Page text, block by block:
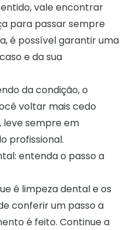
vale encontrar
para passar sempre
é possível garantir uma
e da sua
da condição, o
voltar mais cedo
leve sempre em
profissional.
entenda o passo a
é limpeza dental e os
conferir um passo a
é feito. Continue a